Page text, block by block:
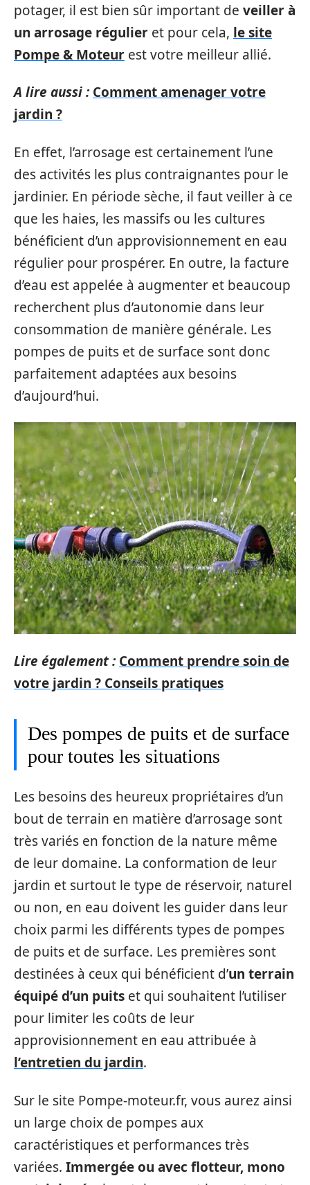
potager, il est bien sûr important de veiller à
un arrosage régulier et pour cela, le site
Pompe & Moteur est votre meilleur allié.
A lire aussi : Comment amenager votre
jardin ?
En effet, l’arrosage est certainement l’une
des activités les plus contraignantes pour le
jardinier. En période sèche, il faut veiller à ce
que les haies, les massifs ou les cultures
bénéficient d’un approvisionnement en eau
régulier pour prospérer. En outre, la facture
d’eau est appelée à augmenter et beaucoup
recherchent plus d’autonomie dans leur
consommation de manière générale. Les
pompes de puits et de surface sont donc
parfaitement adaptées aux besoins
d’aujourd’hui.
Lire également : Comment prendre soin de
votre jardin ? Conseils pratiques
Des pompes de puits et de surface
pour toutes les situations
Les besoins des heureux propriétaires d’un
bout de terrain en matière d’arrosage sont
très variés en fonction de la nature même
de leur domaine. La conformation de leur
jardin et surtout le type de réservoir, naturel
ou non, en eau doivent les guider dans leur
choix parmi les différents types de pompes
de puits et de surface. Les premières sont
destinées à ceux qui bénéficient d’un terrain
équipé d’un puits et qui souhaitent l’utiliser
pour limiter les coûts de leur
approvisionnement en eau attribuée à
l’entretien du jardin.
Sur le site Pompe-moteur.fr, vous aurez ainsi
un large choix de pompes aux
caractéristiques et performances très
variées. Immergée ou avec flotteur, mono